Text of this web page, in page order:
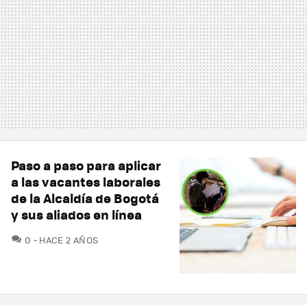
Paso a paso para aplicar
a las vacantes laborales
de la Alcaldía de Bogotá
y sus aliados en línea
0 COMENTARIOS
HACE 2 AÑOS